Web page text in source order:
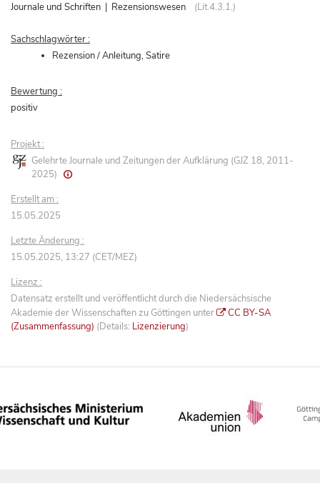
Journale und Schriften | Rezensionswesen
(Lit.4.3.1.)
Sachschlagwörter :
Rezension / Anleitung, Satire
Bewertung :
positiv
Projekt :
Gelehrte Journale und Zeitungen der Aufklärung (GJZ 18, 2011-
2025)
Erstellt am :
15.05.2025
Letzte Änderung :
15.05.2025, 13:27 (CET/MEZ)
Lizenz :
Datensatz erstellt und veröffentlicht durch die Niedersächsische
Akademie der Wissenschaften zu Göttingen unter
CC BY-SA
(Zusammenfassung) (Details: Lizenzierung)